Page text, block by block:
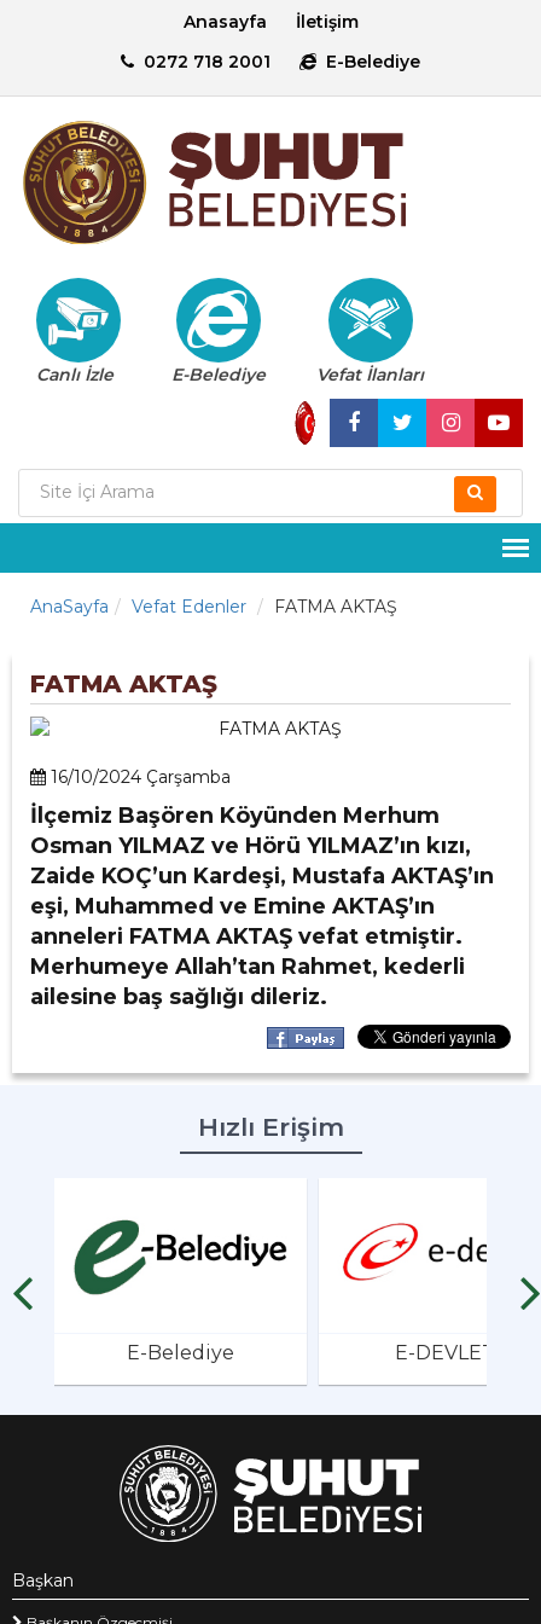
Anasayfa
İletişim
0272 718 2001
E-Belediye
Canlı İzle E-Belediye Vefat İlanları
AnaSayfa Vefat Edenler FATMA AKTAŞ
FATMA AKTAŞ
16/10/2024 Çarşamba
İlçemiz Başören Köyünden Merhum
Osman YILMAZ ve Hörü YILMAZ’ın kızı,
Zaide KOÇ’un Kardeşi, Mustafa AKTAŞ’ın
eşi, Muhammed ve Emine AKTAŞ’ın
anneleri FATMA AKTAŞ vefat etmiştir.
Merhumeye Allah’tan Rahmet, kederli
ailesine baş sağlığı dileriz.
Hızlı Erişim
E-Belediye E-DEVLET
Başkan